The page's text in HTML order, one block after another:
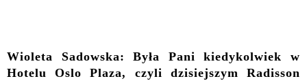
Wioleta Sadowska: Była Pani kiedykolwiek w
Hotelu Oslo Plaza, czyli dzisiejszym Radisson